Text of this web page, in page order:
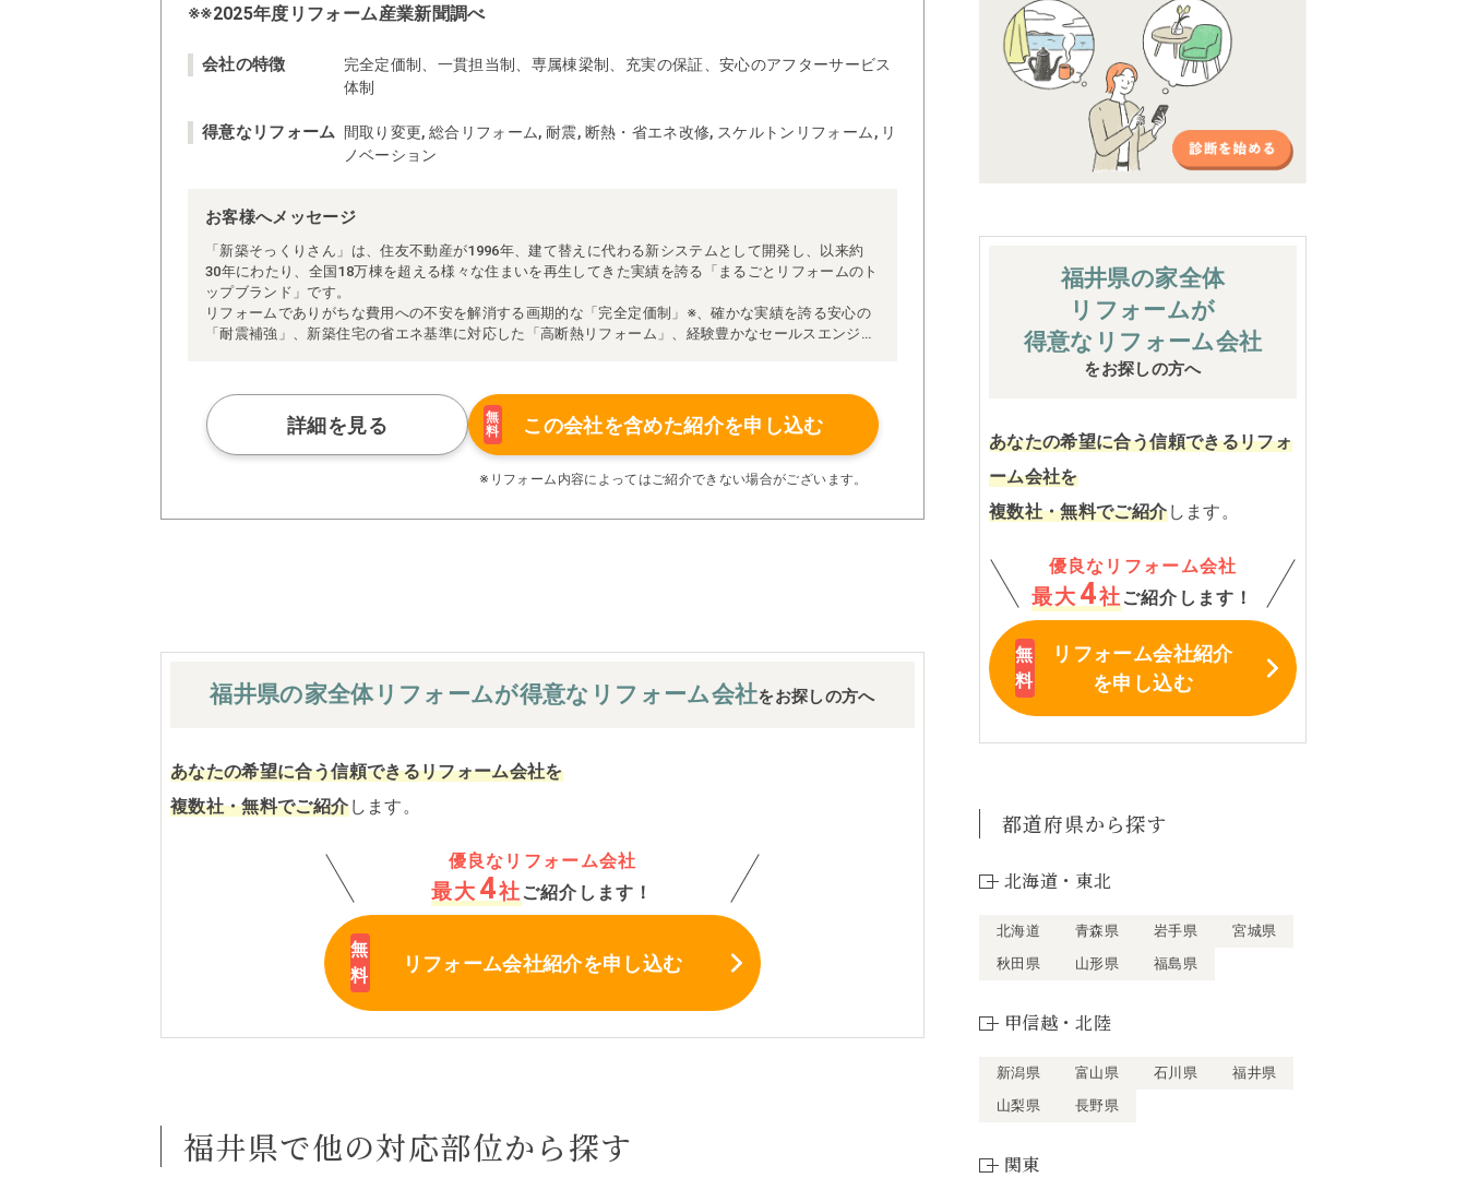
※※2025年度リフォーム産業新聞調べ
会社の特徴
完全定価制、一貫担当制、専属棟梁制、充実の保証、安心のアフターサービス
体制
得意なリフォーム
間取り変更, 総合リフォーム, 耐震, 断熱・省エネ改修, スケルトンリフォーム, リ
ノベーション
お客様へメッセージ
「新築そっくりさん」は、住友不動産が1996年、建て替えに代わる新システムとして開発し、以来約
30年にわたり、全国18万棟を超える様々な住まいを再生してきた実績を誇る「まるごとリフォームのト
ップブランド」です。
リフォームでありがちな費用への不安を解消する画期的な「完全定価制」※、確かな実績を誇る安心の
「耐震補強」、新築住宅の省エネ基準に対応した「高断熱リフォーム」、経験豊かなセールスエンジニ
られた充実の施工マニュアルや検査体制により高い施工品質を実現。
さらに、住友不動産のリフォームならではの充実の保証、アフターサービス体制で工事後も安心です。
ぜひ、あなたの大切なお住まいの再生を私たちにお任せください！
※お客様のご要望による工事内容変更がない限り着工後の追加費用はありません。
詳細を見る
無
料
この会社を含めた紹介を申し込む
※リフォーム内容によってはご紹介できない場合がございます。
福井県の家全体リフォームが得意なリフォーム会社をお探しの方へ
あなたの希望に合う信頼できるリフォーム会社を
複数社・無料でご紹介します。
優良なリフォーム会社
最大 4社 ご紹介します！
リフォーム会社紹介を申し込む
福井県で他の対応部位から探す
福井県の家全体
リフォームが
得意なリフォーム会社
をお探しの方へ
あなたの希望に合う信頼できるリフォ
ーム会社を
複数社・無料でご紹介します。
優良なリフォーム会社
最大 4社 ご紹介します！
リフォーム会社紹介
を申し込む
都道府県から探す
北海道・東北
北海道 青森県 岩手県
宮城県
秋田県
山形県 福島県
甲信越・北陸
新潟県 富山県 石川県
福井県
山梨県
長野県
関東